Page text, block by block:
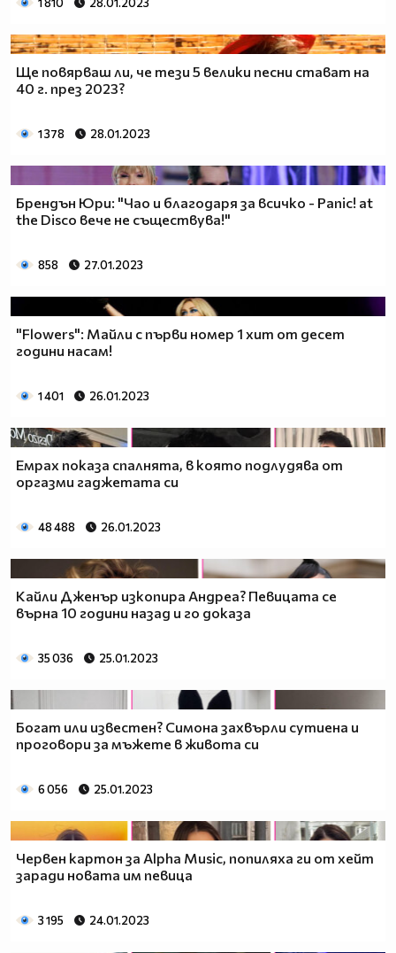
1 810 28.01.2023
Ще повярваш ли, че тези 5 велики песни стават на
40 г. през 2023?
1 378 28.01.2023
Брендън Юри: "Чао и благодаря за всичко - Panic! at
the Disco вече не съществува!"
858 27.01.2023
"Flowers": Майли с първи номер 1 хит от десет
години насам!
1 401 26.01.2023
Емрах показа спалнята, в която подлудява от
оргазми гаджетата си
48 488 26.01.2023
Кайли Дженър изкопира Андреа? Певицата се
върна 10 години назад и го доказа
35 036 25.01.2023
Богат или известен? Симона захвърли сутиена и
проговори за мъжете в живота си
6 056 25.01.2023
Червен картон за Alpha Music, попиляха ги от хейт
заради новата им певица
3 195 24.01.2023